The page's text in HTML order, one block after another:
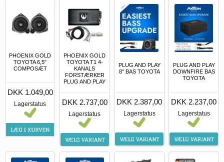
PHOENIX GOLD
TOYOTA 6,5"
COMPOSÆT
DKK 1.049,00
Lagerstatus
PHOENIX GOLD
TOYOTA T1 4-
KANALS
FORSTÆRKER
PLUG AND PLAY
DKK 2.737,00
Lagerstatus
PLUG AND PLAY
8" BAS TOYOTA
DKK 2.387,00
Lagerstatus
PLUG AND PLAY
DOWNFIRE BAS
TOYOTA
DKK 2.237,00
Lagerstatus